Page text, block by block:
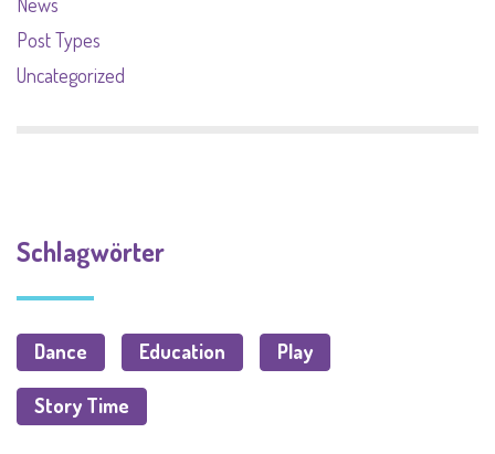
News
Post Types
Uncategorized
Schlagwörter
Dance Education Play
Story Time